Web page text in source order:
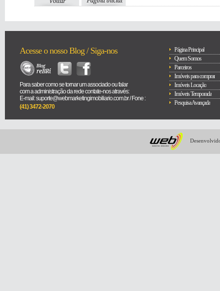
Acesse o nosso Blog / Siga-nos
Para saber como se tornar um associado ou falar
com a administração da rede contate-nos através:
E-mail: suporte@webmarketingimobiliario.com.br / Fone :
(41) 3472-2070
Página Principal
Quem Somos
Parceiros
Imóveis para comprar
Imóveis Locação
Imóveis Temporada
Pesquisa Avançada